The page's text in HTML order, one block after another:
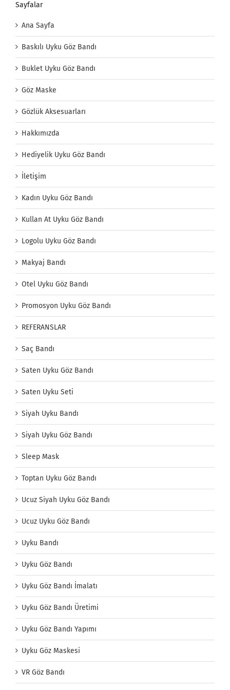
Sayfalar
Ana Sayfa
Baskılı Uyku Göz Bandı
Buklet Uyku Göz Bandı
Göz Maske
Gözlük Aksesuarları
Hakkımızda
Hediyelik Uyku Göz Bandı
İletişim
Kadın Uyku Göz Bandı
Kullan At Uyku Göz Bandı
Logolu Uyku Göz Bandı
Makyaj Bandı
Otel Uyku Göz Bandı
Promosyon Uyku Göz Bandı
REFERANSLAR
Saç Bandı
Saten Uyku Göz Bandı
Saten Uyku Seti
Siyah Uyku Bandı
Siyah Uyku Göz Bandı
Sleep Mask
Toptan Uyku Göz Bandı
Ucuz Siyah Uyku Göz Bandı
Ucuz Uyku Göz Bandı
Uyku Bandı
Uyku Göz Bandı
Uyku Göz Bandı İmalatı
Uyku Göz Bandı Üretimi
Uyku Göz Bandı Yapımı
Uyku Göz Maskesi
VR Göz Bandı